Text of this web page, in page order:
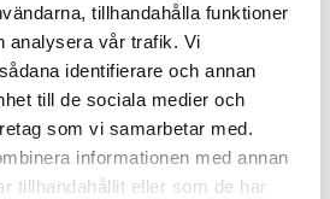
tillhandahålla funktioner
analysera vår trafik. Vi
identifierare och annan
till de sociala medier och
som vi samarbetar med.
informationen med annan
tillhandahållit eller som de har
Fresh